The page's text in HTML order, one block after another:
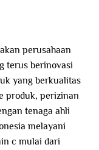
perusahaan
terus berinovasi
yang berkualitas
produk, perizinan
tenaga ahli
melayani
c mulai dari